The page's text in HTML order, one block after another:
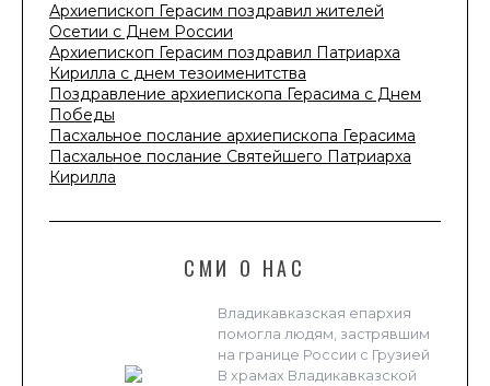
Архиепископ Герасим поздравил жителей
Осетии с Днем России
Архиепископ Герасим поздравил Патриарха
Кирилла с днем тезоименитства
Поздравление архиепископа Герасима с Днем
Победы
Пасхальное послание архиепископа Герасима
Пасхальное послание Святейшего Патриарха
Кирилла
СМИ О НАС
Владикавказская епархия
помогла людям, застрявшим
на границе России с Грузией
В храмах Владикавказской